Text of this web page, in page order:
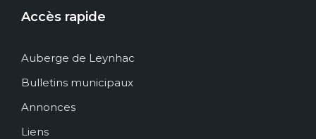
Accès rapide
Auberge de Leynhac
Bulletins municipaux
Annonces
Liens